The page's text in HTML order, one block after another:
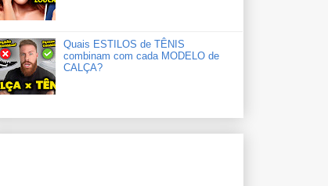
Quais ESTILOS de TÊNIS
combinam com cada MODELO de
CALÇA?